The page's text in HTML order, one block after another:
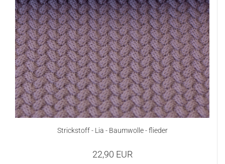
Strickstoff - Lia - Baumwolle - flieder
22,90 EUR